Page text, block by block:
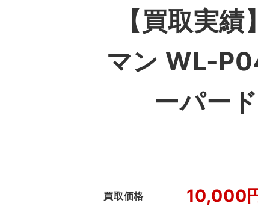
【買取実績】
マン WL-
ーパー
買取価格 10,000